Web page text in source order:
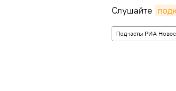
Слушайте
Подкасты РИА